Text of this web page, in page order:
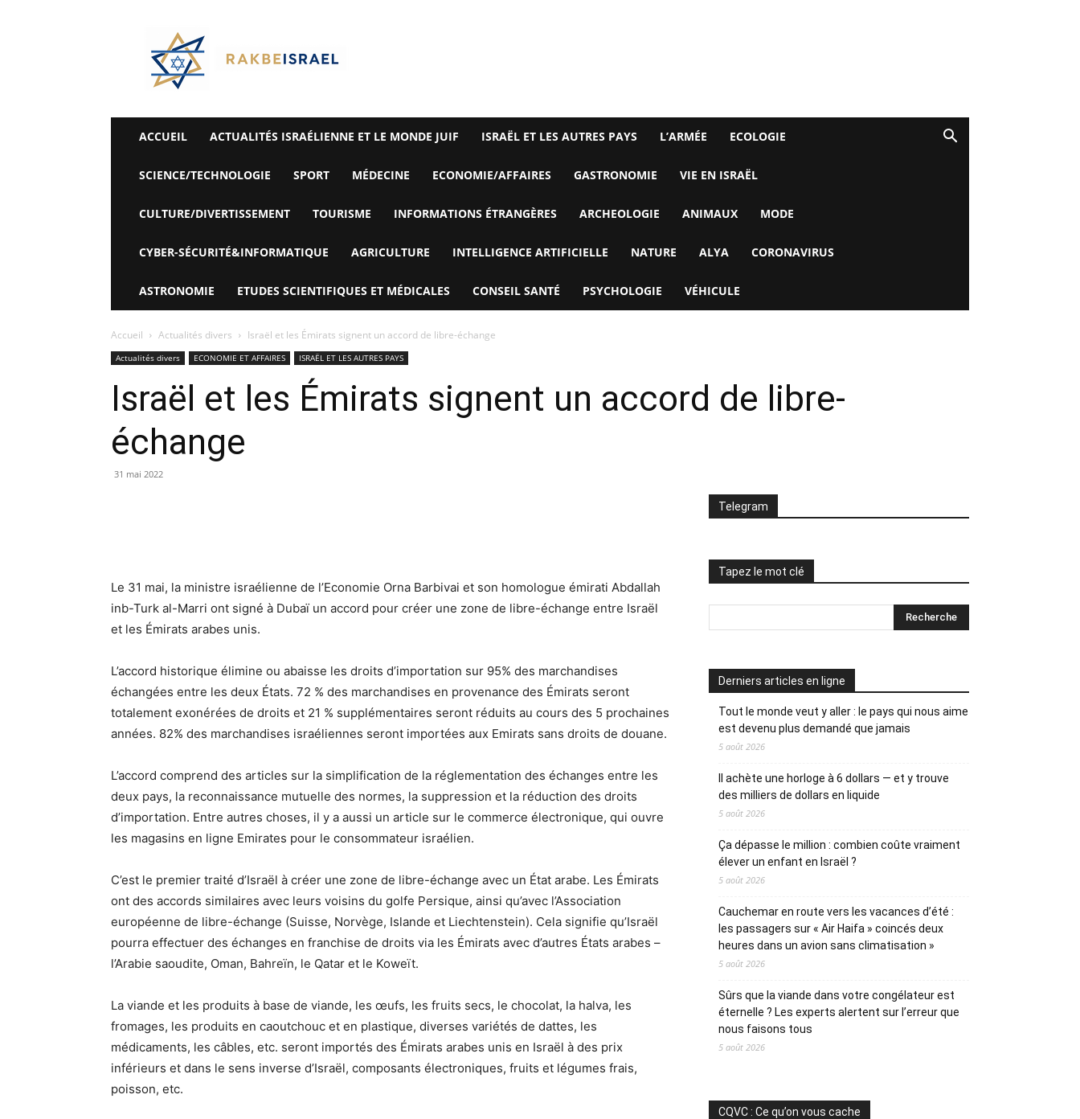
Rak
Be
Israel-
Alyaexpress-
News
ACCUEIL ACTUALITÉS ISRAÉLIENNE ET LE MONDE JUIF ISRAËL ET LES AUTRES PAYS L’ARMÉE ECOLOGIE
SCIENCE/TECHNOLOGIE SPORT MÉDECINE ECONOMIE/AFFAIRES GASTRONOMIE VIE EN ISRAËL
CULTURE/DIVERTISSEMENT TOURISME INFORMATIONS ÉTRANGÈRES ARCHEOLOGIE ANIMAUX MODE
CYBER-SÉCURITÉ&INFORMATIQUE AGRICULTURE INTELLIGENCE ARTIFICIELLE NATURE ALYA CORONAVIRUS
ASTRONOMIE ETUDES SCIENTIFIQUES ET MÉDICALES CONSEIL SANTÉ PSYCHOLOGIE VÉHICULE
Accueil Actualités divers Israël et les Émirats signent un accord de libre-échange
Actualités divers ECONOMIE ET ​​AFFAIRES ISRAËL ET LES AUTRES PAYS
Israël et les Émirats signent un accord de libre-
échange
31 mai 2022
Le 31 mai, la ministre israélienne de l’Economie Orna Barbivai et son homologue émirati Abdallah
inb-Turk al-Marri ont signé à Dubaï un accord pour créer une zone de libre-échange entre Israël
et les Émirats arabes unis.
L’accord historique élimine ou abaisse les droits d’importation sur 95% des marchandises
échangées entre les deux États. 72 % des marchandises en provenance des Émirats seront
totalement exonérées de droits et 21 % supplémentaires seront réduits au cours des 5 prochaines
années. 82% des marchandises israéliennes seront importées aux Emirats sans droits de douane.
L’accord comprend des articles sur la simplification de la réglementation des échanges entre les
deux pays, la reconnaissance mutuelle des normes, la suppression et la réduction des droits
d’importation. Entre autres choses, il y a aussi un article sur le commerce électronique, qui ouvre
les magasins en ligne Emirates pour le consommateur israélien.
C’est le premier traité d’Israël à créer une zone de libre-échange avec un État arabe. Les Émirats
ont des accords similaires avec leurs voisins du golfe Persique, ainsi qu’avec l’Association
européenne de libre-échange (Suisse, Norvège, Islande et Liechtenstein). Cela signifie qu’Israël
pourra effectuer des échanges en franchise de droits via les Émirats avec d’autres États arabes –
l’Arabie saoudite, Oman, Bahreïn, le Qatar et le Koweït.
La viande et les produits à base de viande, les œufs, les fruits secs, le chocolat, la halva, les
fromages, les produits en caoutchouc et en plastique, diverses variétés de dattes, les
médicaments, les câbles, etc. seront importés des Émirats arabes unis en Israël à des prix
inférieurs et dans le sens inverse d’Israël, composants électroniques, fruits et légumes frais,
poisson, etc.
Telegram
Tapez le mot clé
Derniers articles en ligne
Tout le monde veut y aller : le pays qui nous aime
est devenu plus demandé que jamais
5 août 2026
Il achète une horloge à 6 dollars — et y trouve
des milliers de dollars en liquide
5 août 2026
Ça dépasse le million : combien coûte vraiment
élever un enfant en Israël ?
5 août 2026
Cauchemar en route vers les vacances d’été :
les passagers sur « Air Haifa » coincés deux
heures dans un avion sans climatisation »
5 août 2026
Sûrs que la viande dans votre congélateur est
éternelle ? Les experts alertent sur l’erreur que
nous faisons tous
5 août 2026
CQVC : Ce qu’on vous cache